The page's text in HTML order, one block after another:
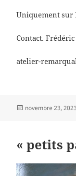
Uniquement sur
Contact.
atelier-
Publié
novembre 23, 2023
« petits